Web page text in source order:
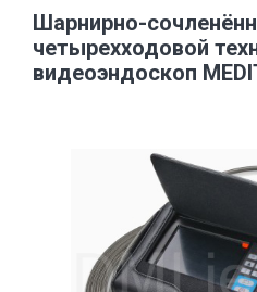
Шарнирно-
четырехходовой
видеоэндоскоп